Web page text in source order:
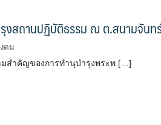
รุงสถานปฏิบัติธรรม ณ ต.สนามจันท
คม
สำคัญของการทำนุบำรุงพระพ […]